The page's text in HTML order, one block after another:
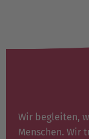
Wir begleiten,
Menschen. Wir